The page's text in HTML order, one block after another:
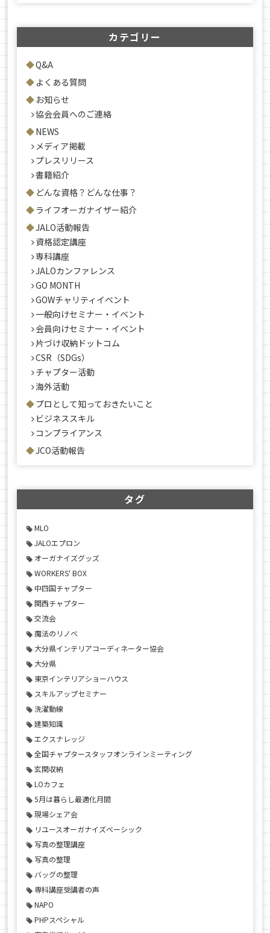
カテゴリー
Q&A
よくある質問
お知らせ
協会会員へのご連絡
NEWS
メディア掲載
プレスリリース
書籍紹介
どんな資格？どんな仕事？
ライフオーガナイザー紹介
JALO活動報告
資格認定講座
専科講座
JALOカンファレンス
GO MONTH
GOWチャリティイベント
一般向けセミナー・イベント
会員向けセミナー・イベント
片づけ収納ドットコム
CSR（SDGs）
チャプター活動
海外活動
プロとして知っておきたいこと
ビジネススキル
コンプライアンス
JCO活動報告
タグ
MLO
JALOエプロン
オーガナイズグッズ
WORKERS' BOX
中四国チャプター
関西チャプター
交流会
魔法のリノベ
大分県インテリアコーディネーター協会
大分県
東京インテリアショーハウス
スキルアップセミナー
洗濯動線
建築知識
エクスナレッジ
全国チャプタースタッフオンラインミーティング
玄関収納
LOカフェ
5月は暮らし最適化月間
現場シェア会
リユースオーガナイズベーシック
写真の整理講座
写真の整理
バッグの整理
専科講座受講者の声
NAPO
PHPスペシャル